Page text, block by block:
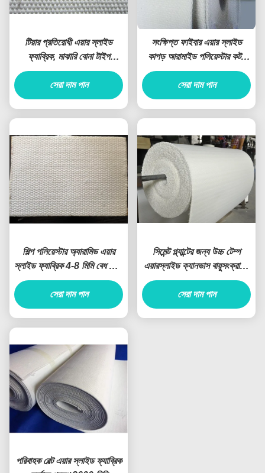
ট্যাগ: ক্যানভাস এয়ার স্লাইড বেল্ট
সিমেন্ট এয়ার স্লাইড ফ্যাব্রিক
কাস্টমাইজড সাইজ এয়ার স্লাইড ফ্যাব্রিক
টিয়ার প্রতিরোধী এয়ার স্লাইড
ফ্যাব্রিক, মাঝারি বোনা টাইপ
এয়ারস্লাইড বেল্ট